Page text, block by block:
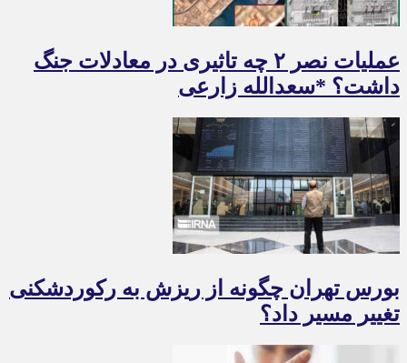
عملیات نصر ۲ چه تاثیری در معادلات جنگ
داشت؟ *سعدالله زارعی
بورس تهران چگونه از ریزش به رکوردشکنی
تغییر مسیر داد؟